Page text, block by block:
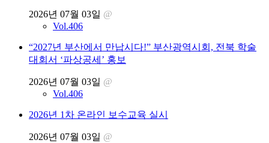
2026년 07월 03일 @
Vol.406
“2027년 부산에서 만납시다!” 부산광역시회, 전북 학술
대회서 ‘파상공세’ 홍보
2026년 07월 03일 @
Vol.406
2026년 1차 온라인 보수교육 실시
2026년 07월 03일 @